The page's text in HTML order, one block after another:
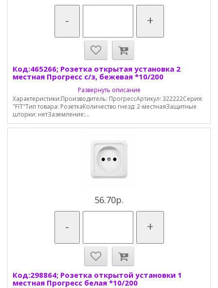
- +
Код:465266; Розетка открытая установка 2
местная Прогресс с/з, бежевая *10/200
Развернуть описание
Характеристики:Производитель: ПрогрессАртикул: 322222Серия:
"FIT"Тип товара: РозеткаКоличество гнезд: 2-местнаяЗащитные
шторки: нетЗаземление:...
56.70р.
- +
Код:298864; Розетка открытой установки 1
местная Прогресс белая *10/200